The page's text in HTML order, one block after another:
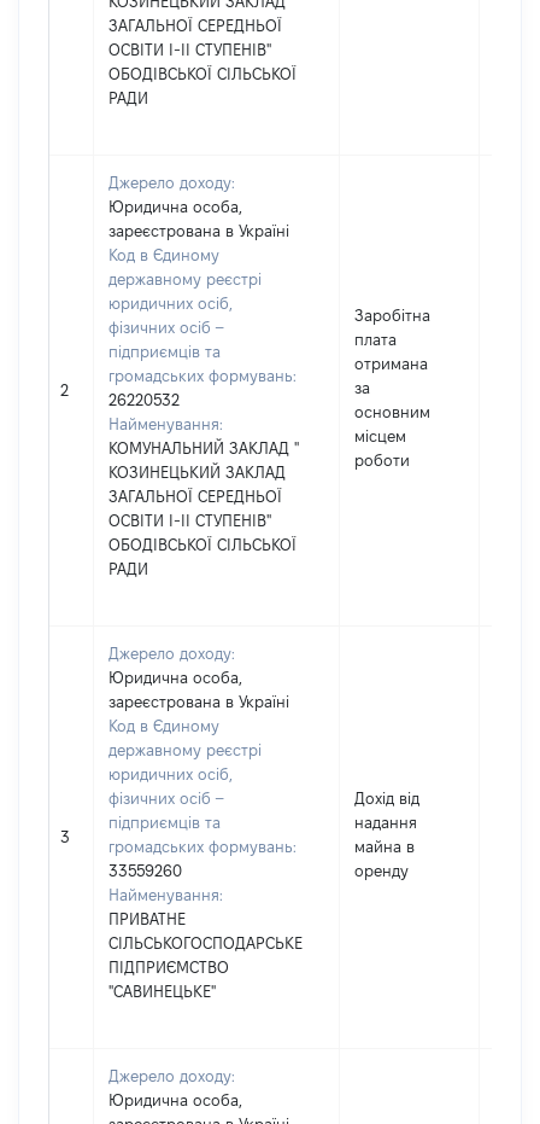
ЗАГАЛЬНОЇ СЕРЕДНЬОЇ
ОСВІТИ І-ІІ СТУПЕНІВ"
ОБОДІВСЬКОЇ СІЛЬСЬКОЇ
РАДИ
2
Джерело доходу:
Юридична особа,
зареєстрована в Україні
Код в Єдиному
державному реєстрі
юридичних осіб,
фізичних осіб –
підприємців та
громадських формувань:
26220532
Найменування:
КОМУНАЛЬНИЙ ЗАКЛАД "
КОЗИНЕЦЬКИЙ ЗАКЛАД
ЗАГАЛЬНОЇ СЕРЕДНЬОЇ
ОСВІТИ І-ІІ СТУПЕНІВ"
ОБОДІВСЬКОЇ СІЛЬСЬКОЇ
РАДИ
Заробітна
плата
отримана
за
основним
місцем
роботи
3
Джерело доходу:
Юридична особа,
зареєстрована в Україні
Код в Єдиному
державному реєстрі
юридичних осіб,
фізичних осіб –
підприємців та
громадських формувань:
33559260
Найменування:
ПРИВАТНЕ
СІЛЬСЬКОГОСПОДАРСЬКЕ
ПІДПРИЄМСТВО
"САВИНЕЦЬКЕ"
Дохід від
надання
майна в
оренду
Джерело доходу:
Юридична особа,